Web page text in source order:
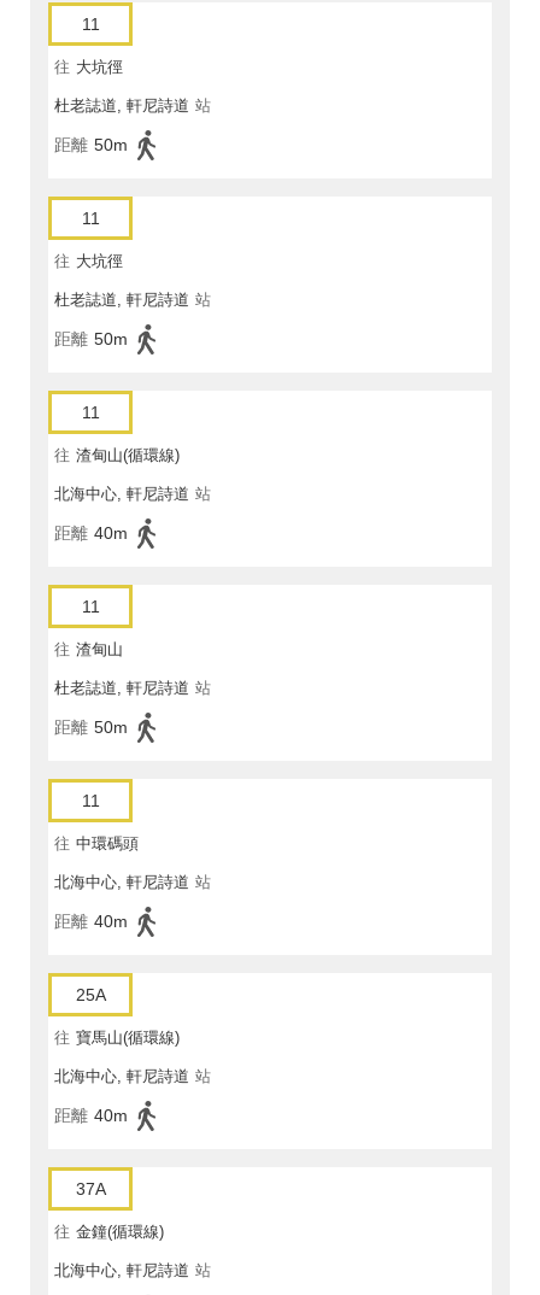
11
往 大坑徑
杜老誌道, 軒尼詩道 站
距離 50m
11
往 大坑徑
杜老誌道, 軒尼詩道 站
距離 50m
11
往 渣甸山(循環線)
北海中心, 軒尼詩道 站
距離 40m
11
往 渣甸山
杜老誌道, 軒尼詩道 站
距離 50m
11
往 中環碼頭
北海中心, 軒尼詩道 站
距離 40m
25A
往 寶馬山(循環線)
北海中心, 軒尼詩道 站
距離 40m
37A
往 金鐘(循環線)
北海中心, 軒尼詩道 站